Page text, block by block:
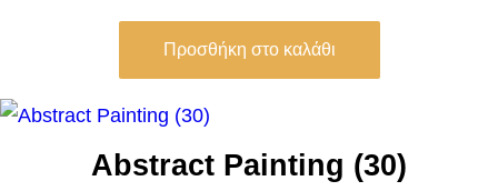
Προσθήκη στο καλάθι
Abstract Painting (30)